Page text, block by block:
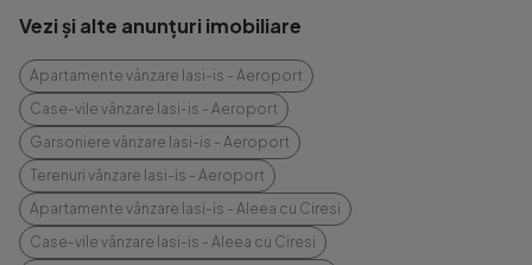
Vezi și alte anunțuri imobiliare
Apartamente vânzare Iasi-is - Aeroport
Case-vile vânzare Iasi-is - Aeroport
Garsoniere vânzare Iasi-is - Aeroport
Terenuri vânzare Iasi-is - Aeroport
Apartamente vânzare Iasi-is - Aleea cu Ciresi
Case-vile vânzare Iasi-is - Aleea cu Ciresi